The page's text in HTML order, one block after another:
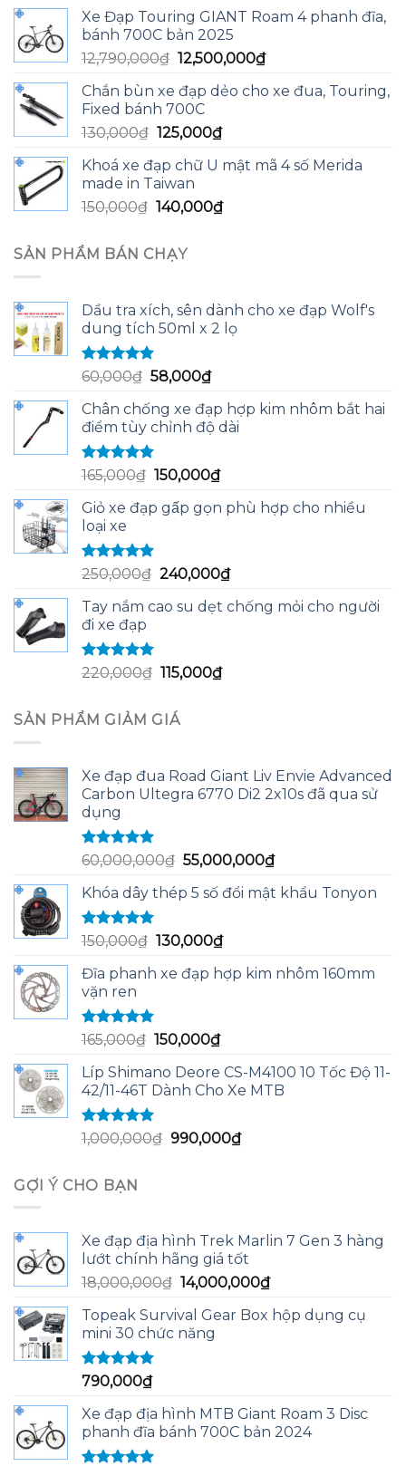
là:
13,590,000₫.
tại
13,200,000₫.
Xe Đạp Touring GIANT Roam 4 phanh đĩa,
bánh 700C bản 2025
12,790,000₫ Giá
là:
12,790,000₫.
12,500,000₫Giá
tại
Chắn bùn xe đạp dẻo cho xe đua, Touring,
Fixed bánh 700C
130,000₫ Giá
là:
130,000₫.
125,000₫Giá
tại
125,000₫.
Khoá xe đạp chữ U mật mã 4 số Merida
made in Taiwan
150,000₫ Giá
là:
150,000₫.
140,000₫Giá
SẢN PHẨM BÁN CHẠY
Dầu tra xích, sên dành cho xe đạp Wolf's
dung tích 50ml x 2 lọ
Được xếp
hạng
sao
60,000₫ Giá
là:
60,000₫.
58,000₫Giá
tại
là:
Chân chống xe đạp hợp kim nhôm bắt hai
điểm tùy chỉnh độ dài
Được xếp
hạng
sao
165,000₫ Giá
là:
150,000₫Giá
tại
Giỏ xe đạp gấp gọn phù hợp cho nhiều
loại xe
Được xếp
hạng
sao
250,000₫ Giá
là:
240,000₫Giá
tại
Tay nắm cao su dẹt chống mỏi cho người
đi xe đạp
Được xếp
hạng
220,000₫ Giá
là:
220,000₫.
115,000₫Giá
SẢN PHẨM GIẢM GIÁ
Xe đạp đua Road Giant Liv Envie Advanced
Carbon Ultegra 6770 Di2 2x10s đã qua sử
dụng
Được xếp
hạng
5.00
sao
60,000,000₫ Giá
là:
55,000,000₫Giá
tại
Khóa dây thép 5 số đổi mật khẩu Tonyon
Được xếp
hạng
5.005
sao
150,000₫ Giá
là:
130,000₫Giá
tại
Đĩa phanh xe đạp hợp kim nhôm 160mm
vặn ren
Được xếp
hạng
5.005
sao
165,000₫ Giá
là:
165,000₫.
150,000₫Giá
tại
là:
Líp Shimano Deore CS-M4100 10 Tốc Độ 11-
42/11-46T Dành Cho Xe MTB
Được xếp
hạng
5.00
5
1,000,000₫ Giá
990,000₫Giá
GỢI Ý CHO BẠN
Xe đạp địa hình Trek Marlin 7 Gen 3 hàng
lướt chính hãng giá tốt
18,000,000₫ Giá
là:
18,000,000₫.
14,000,000₫Giá
tại
Topeak Survival Gear Box hộp dụng cụ
mini 30 chức năng
Được xếp
hạng
sao
790,000₫
Xe đạp địa hình MTB Giant Roam 3 Disc
phanh đĩa bánh 700C bản 2024